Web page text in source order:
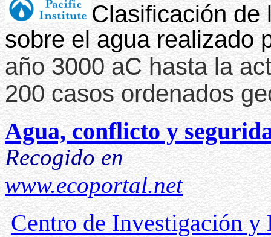
Clasificación de
sobre el agua realizado
año 3000 aC hasta la
200 casos ordenados
Agua, conflicto y
Recogido en
www.ecoportal.net
Centro de Investigación